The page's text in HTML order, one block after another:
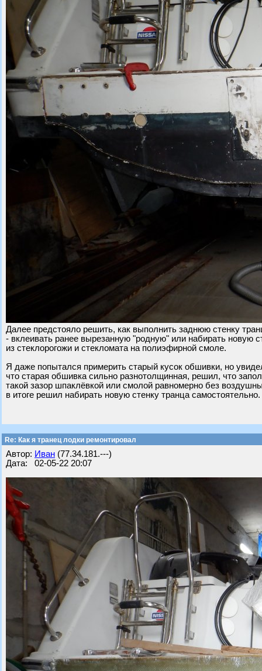
Далее предстояло решить, как выполнить заднюю стенку
- вклеивать ранее вырезанную "родную" или набирать новую
из стеклорогожи и стекломата на полиэфирной смоле.
Я даже попытался примерить старый кусок обшивки, но
что старая обшивка сильно разнотолщинная, решил, что
такой зазор шпаклёвкой или смолой равномерно без
в итоге решил набирать новую стенку транца самостоятельно.
Re: Как я транец лодки ремонтировал
Автор: Иван (77.34.181.---)
Дата: 02-05-22 20:07